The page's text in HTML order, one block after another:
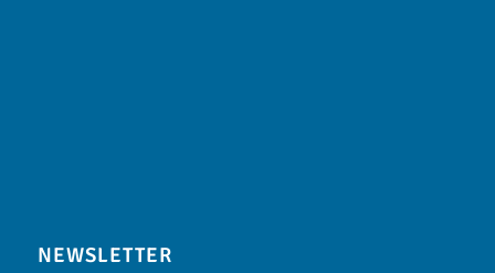
NEWSLETTER